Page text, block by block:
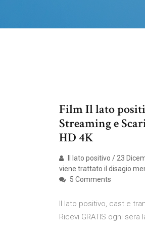
Film Il lato
Streaming e
HD 4K
Il lato positivo / 23
viene trattato il disagio
5 Comments
Il lato positivo, cast e
Ricevi GRATIS ogni sera